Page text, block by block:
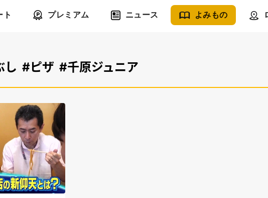
ト プレミアム ニュース よみもの
し #ピザ #千原ジュニア